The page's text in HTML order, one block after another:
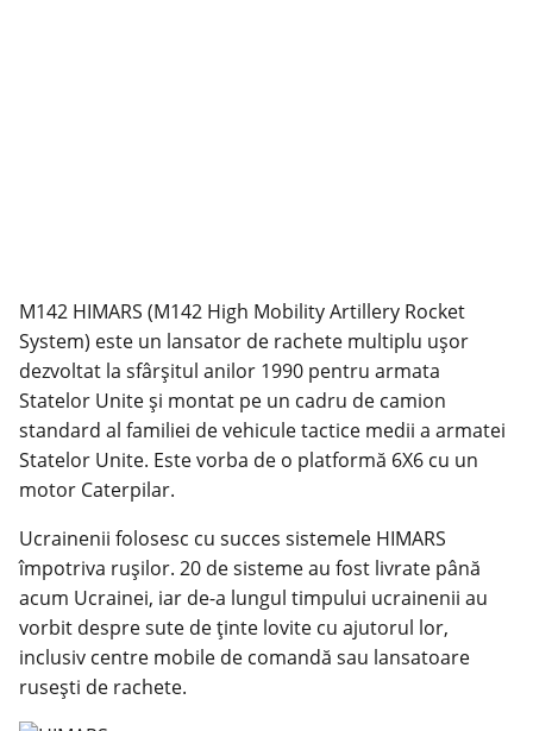
M142 HIMARS (M142 High Mobility Artillery Rocket
System) este un lansator de rachete multiplu ușor
dezvoltat la sfârșitul anilor 1990 pentru armata
Statelor Unite și montat pe un cadru de camion
standard al familiei de vehicule tactice medii a armatei
Statelor Unite. Este vorba de o platformă 6X6 cu un
motor Caterpilar.
Ucrainenii folosesc cu succes sistemele HIMARS
împotriva rușilor. 20 de sisteme au fost livrate până
acum Ucrainei, iar de-a lungul timpului ucrainenii au
vorbit despre sute de ținte lovite cu ajutorul lor,
inclusiv centre mobile de comandă sau lansatoare
rusești de rachete.